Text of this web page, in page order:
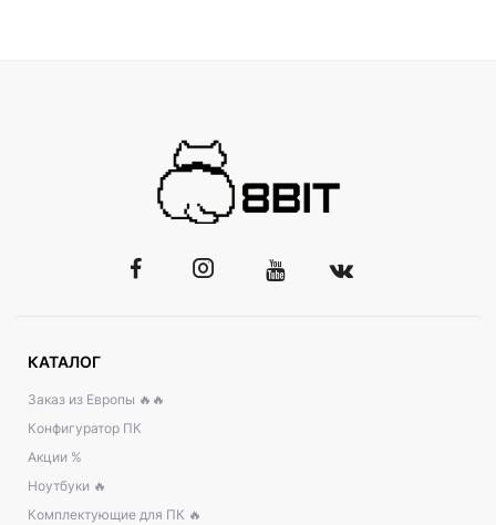
КАТАЛОГ
Заказ из Европы 🔥🔥
Конфигуратор ПК
Акции %
Ноутбуки 🔥
Комплектующие для ПК 🔥